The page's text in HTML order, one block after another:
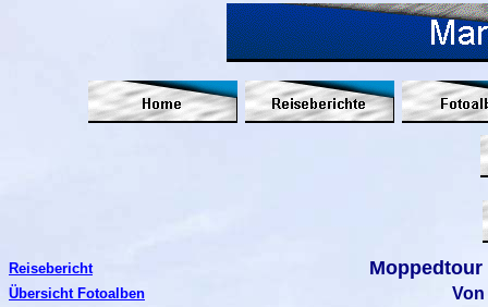
Reisebericht
Übersicht Fotoalben
Moppedtour